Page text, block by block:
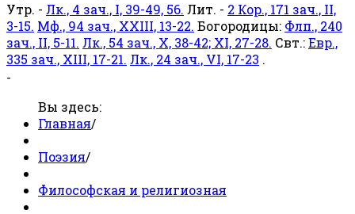
Утр. - Лк., 4 зач., I, 39-49, 56. Лит. - 2 Кор., 171 зач., II,
3-15. Мф., 94 зач., XXIII, 13-22. Богородицы: Флп., 240
зач., II, 5-11. Лк., 54 зач., X, 38-42; XI, 27-28. Свт.:Евр.,
335 зач., XIII, 17-21. Лк., 24 зач., VI, 17-23 .
-
Вы здесь:
Главная/
Поэзия/
Философская и религиозная